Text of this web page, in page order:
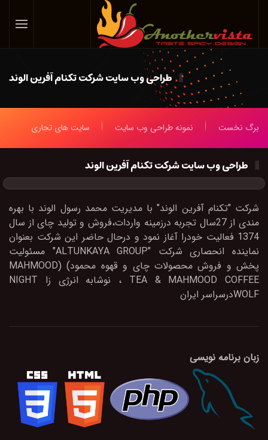
Skip
to
content
طراحی وب سایت شرکت تکنام آفرین الوند
برگ نخست نمونه طراحی وب سایت سایت های تجاری
طراحی وب سایت شرکت تکنام آفرین الوند
شرکت "تکنام آفرین الوند" با مدیریت محمد رسول الوند با بهره
مندی از 27سال تجربه درزمینه واردات،فروش و تولید چای از سال
1374 فعالیت خودرا آغاز نمود و درحال حاضر این شرکت بعنوان
نماینده انحصاری شرکت "ALTUNKAYA GROUP" مسئولیت
پخش و فروش محصولات چای و قهوه محمود) (MAHMOOD
TEA & MAHMOOD COFFEE ، نوشابه انرژی زا NIGHT
WOLFدرسراسر ایران
زبان برنامه نویسی